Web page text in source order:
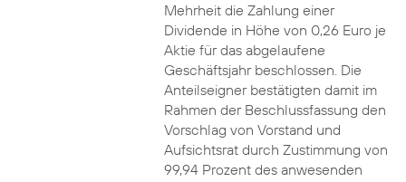
Mehrheit die Zahlung einer
Dividende in Höhe von 0,26 Euro je
Aktie für das abgelaufene
Geschäftsjahr beschlossen. Die
Anteilseigner bestätigten damit im
Rahmen der Beschlussfassung den
Vorschlag von Vorstand und
Aufsichtsrat durch Zustimmung von
99,94 Prozent des anwesenden